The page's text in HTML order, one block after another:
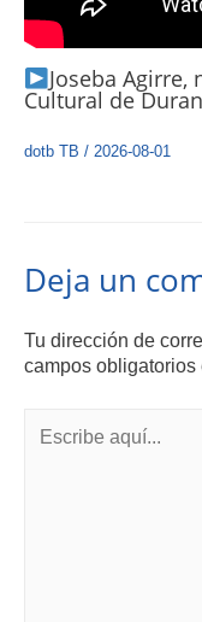
Joseba
Cultural de
dotb TB / 2026-08-01
Deja un
Tu dirección de
campos obligatorios